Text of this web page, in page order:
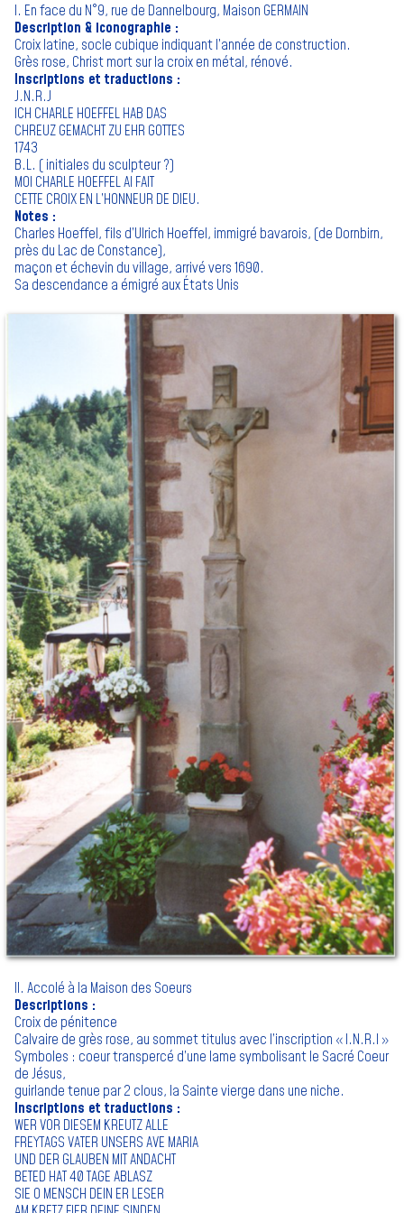
I. En face du N°9, rue de Dannelbourg, Maison GERMAIN
Description & iconographie :
Croix latine, socle cubique indiquant l’année de construction.
Grès rose, Christ mort sur la croix en métal, rénové.
Inscriptions et traductions :
J.N.R.J
ICH CHARLE HOEFFEL HAB DAS
CHREUZ GEMACHT ZU EHR GOTTES
1743
B.L. ( initiales du sculpteur ?)
MOI CHARLE HOEFFEL AI FAIT
CETTE CROIX EN L’HONNEUR DE DIEU.
Notes :
Charles Hoeffel, fils d’Ulrich Hoeffel, immigré bavarois, (de Dornbirn,
près du Lac de Constance),
maçon et échevin du village, arrivé vers 1690.
Sa descendance a émigré aux États Unis
II. Accolé à la Maison des Soeurs
Descriptions :
Croix de pénitence
Calvaire de grès rose, au sommet titulus avec l’inscription « I.N.R.I »
Symboles : coeur transpercé d’une lame symbolisant le Sacré Coeur
de Jésus,
guirlande tenue par 2 clous, la Sainte vierge dans une niche.
Inscriptions et traductions :
WER VOR DIESEM KREUTZ ALLE
FREYTAGS VATER UNSERS AVE MARIA
UND DER GLAUBEN MIT ANDACHT
BETED HAT 40 TAGE ABLASZ
SIE O MENSCH DEIN ER LESER